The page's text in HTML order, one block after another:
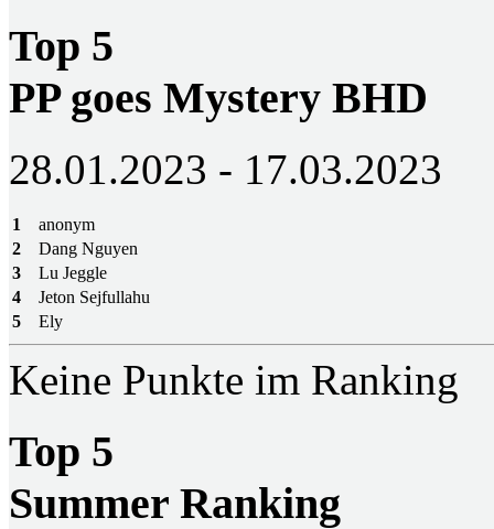
Top 5
PP goes Mystery BHD
28.01.2023 - 17.03.2023
1
anonym
2
Dang Nguyen
3
Lu Jeggle
4
Jeton Sejfullahu
5
Ely
Keine Punkte im Ranking
Top 5
Summer Ranking